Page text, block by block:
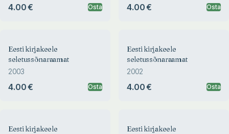
4.00 € Osta 4.00 € Osta
Eesti kirjakeele
seletussõnaraamat
2003
4.00 € Osta
Eesti kirjakeele
seletussõnaraamat
2002
4.00 € Osta
Eesti kirjakeele
Eesti kirjakeele